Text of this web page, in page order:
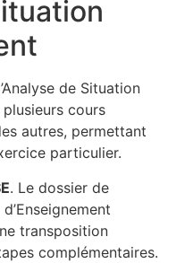
de Situation
cours
autres, permettant
particulier.
. Le dossier de
transposition
complémentaires.